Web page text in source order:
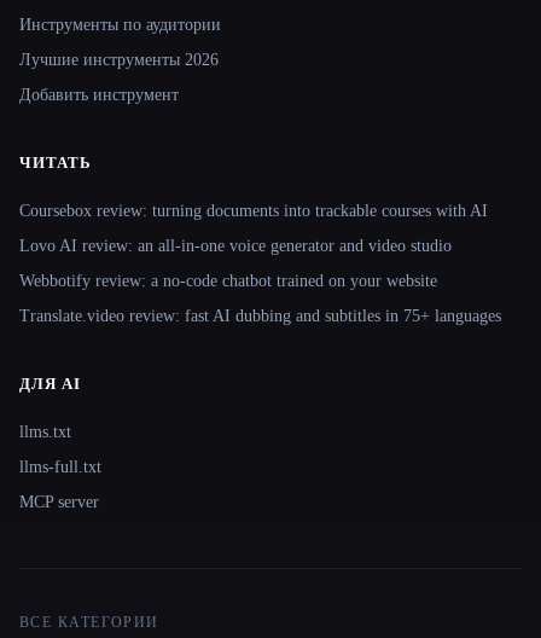
Инструменты по аудитории
Лучшие инструменты 2026
Добавить инструмент
ЧИТАТЬ
Coursebox review: turning documents into trackable courses with AI
Lovo AI review: an all-in-one voice generator and video studio
Webbotify review: a no-code chatbot trained on your website
Translate.video review: fast AI dubbing and subtitles in 75+ languages
ДЛЯ AI
llms.txt
llms-full.txt
MCP server
ВСЕ КАТЕГОРИИ